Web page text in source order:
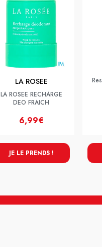
LA ROSEE
LA ROSEE RECHARGE
DEO FRAICH
6,99€
JE LE PRENDS !